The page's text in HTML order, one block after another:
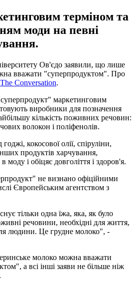
терміном та
моди на певні
Ов'єдо заявили, що лише
вважати "суперпродуктом". Про
The Conversation.
маркетинговим
виробники для позначення
кількість поживних речовин:
волокон і поліфенолів.
кокосової олії, спіруліни,
продуктів харчування,
і обіцяє довголіття і здоров'я.
не визнано офіційними
Європейським агентством з
тільки одна їжа, яка, як було
речовини, необхідні для життя,
людини. Це грудне молоко", -
молоко можна вважати
а всі інші заяви не більше ніж